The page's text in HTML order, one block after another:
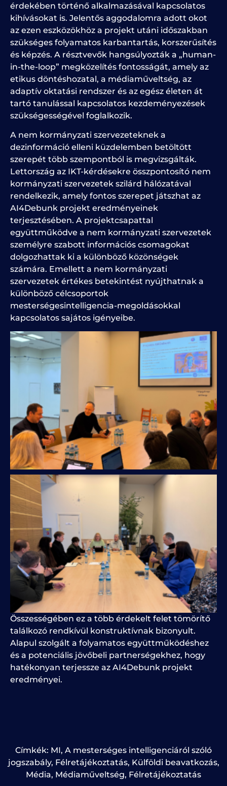
érdekében történő alkalmazásával kapcsolatos
kihívásokat is. Jelentős aggodalomra adott okot
az ezen eszközökhöz a projekt utáni időszakban
szükséges folyamatos karbantartás, korszerűsítés
és képzés. A résztvevők hangsúlyozták a „human-
in-the-loop” megközelítés fontosságát, amely az
etikus döntéshozatal, a médiaműveltség, az
adaptív oktatási rendszer és az egész életen át
tartó tanulással kapcsolatos kezdeményezések
szükségességével foglalkozik.
A nem kormányzati szervezeteknek a
dezinformáció elleni küzdelemben betöltött
szerepét több szempontból is megvizsgálták.
Lettország az IKT-kérdésekre összpontosító nem
kormányzati szervezetek szilárd hálózatával
rendelkezik, amely fontos szerepet játszhat az
AI4Debunk projekt eredményeinek
terjesztésében. A projektcsapattal
együttműködve a nem kormányzati szervezetek
személyre szabott információs csomagokat
dolgozhattak ki a különböző közönségek
számára. Emellett a nem kormányzati
szervezetek értékes betekintést nyújthatnak a
különböző célcsoportok
mesterségesintelligencia-megoldásokkal
kapcsolatos sajátos igényeibe.
Összességében ez a több érdekelt felet tömörítő
találkozó rendkívül konstruktívnak bizonyult.
Alapul szolgált a folyamatos együttműködéshez
és a potenciális jövőbeli partnerségekhez, hogy
hatékonyan terjessze az AI4Debunk projekt
eredményei.
Címkék: MI, A mesterséges intelligenciáról szóló
jogszabály, Félretájékoztatás, Külföldi beavatkozás,
Média, Médiaműveltség, Félretájékoztatás